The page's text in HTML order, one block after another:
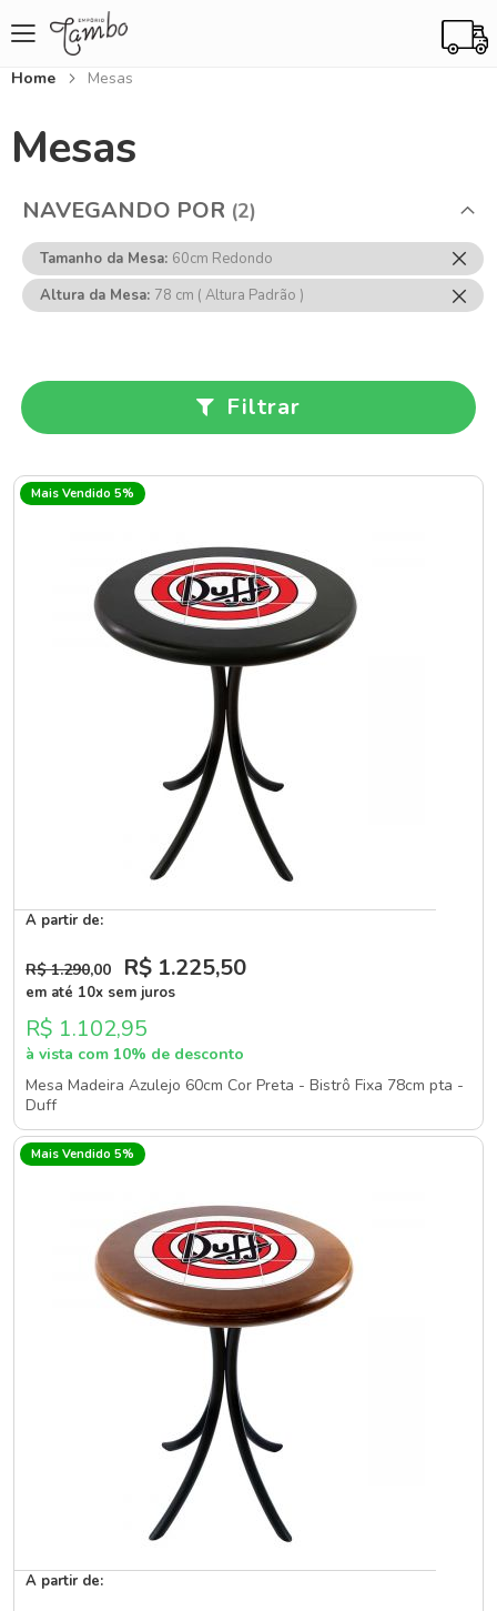
Home Mesas
Mesas
Filtrar
Mais Vendido 5%
A partir de:
R$ 1.290,00 R$ 1.225,50
em até 10x sem juros
R$ 1.102,95
à vista com 10% de desconto
Mesa Madeira Azulejo 60cm Cor Preta - Bistrô Fixa 78cm pta -
Duff
Mais Vendido 5%
A partir de:
NAVEGANDO POR
Tamanho da Mesa 60cm Redondo
Esse
Item
Altura da Mesa 78 cm ( Altura Padrão )
Esse